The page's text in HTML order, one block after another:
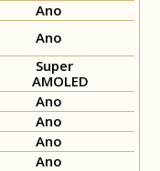
Ano
Ano
Super
AMOLED
Ano
Ano
Ano
Ano